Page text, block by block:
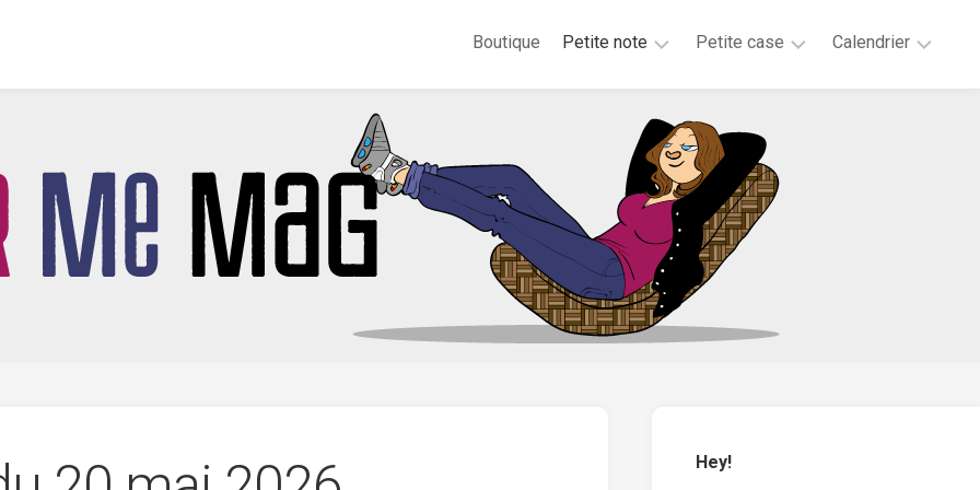
Boutique Petite note
2023
2020
2019
2018
Petite case Calendrier
Hey!